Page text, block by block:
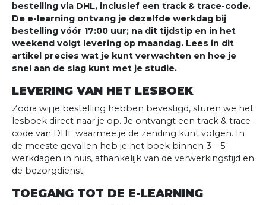
bestelling via DHL, inclusief een track & trace-code.
De e-learning ontvang je dezelfde werkdag bij
bestelling vóór 17:00 uur; na dit tijdstip en in het
weekend volgt levering op maandag. Lees in dit
artikel precies wat je kunt verwachten en hoe je
snel aan de slag kunt met je studie.
LEVERING VAN HET LESBOEK
Zodra wij je bestelling hebben bevestigd, sturen we het
lesboek direct naar je op. Je ontvangt een track & trace-
code van DHL waarmee je de zending kunt volgen. In
de meeste gevallen heb je het boek binnen 3 – 5
werkdagen in huis, afhankelijk van de verwerkingstijd en
de bezorgdienst.
TOEGANG TOT DE E-LEARNING